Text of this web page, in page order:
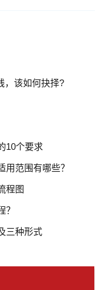
，该如何抉择?
10个要求
范围有哪些？
程图
三种形式